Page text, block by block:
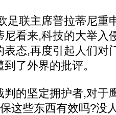
联主席普拉蒂尼重
尼看来,科技的大举入
态,再度引起人们对
了外界的批评。
的坚定拥护者,对于
这些东西有效吗?没